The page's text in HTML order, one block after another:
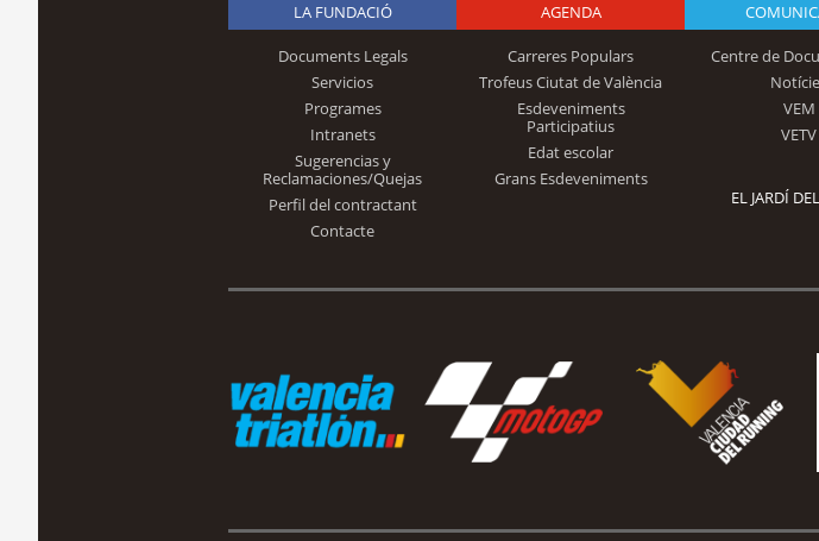
Logo Fundación
Trinidad Alfonso
LA FUNDACIÓ
Documents Legals
Servicios
Programes
Intranets
Sugerencias y
Reclamaciones/Quejas
Perfil del contractant
Contacte
AGENDA
Carreres Populars
Trofeus Ciutat de València
Esdeveniments
Participatius
Edat escolar
Grans Esdeveniments
Centre de
VEM
VETV
EL JARDÍ